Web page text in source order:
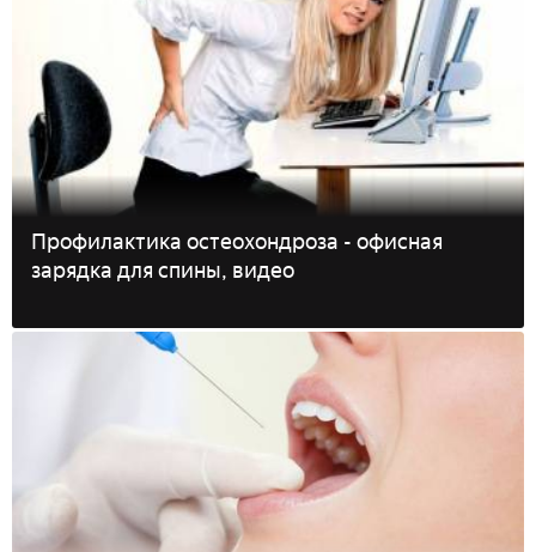
Профилактика остеохондроза - офисная
зарядка для спины, видео